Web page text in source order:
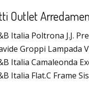
Outlet
Italia Poltrona J.J.
Groppi Lampada
Italia Camaleonda
Italia Flat.C Frame